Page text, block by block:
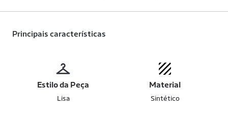
Principais características
Estilo da Peça
Lisa
Material
Sintético